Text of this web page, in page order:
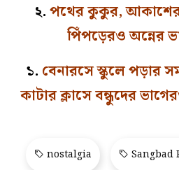
২.পথের কুকুর, আকাশের
পিঁপড়েরও অন্নের
১. বেনারসে স্কুলে পড়ার
কাটার ক্লাসে বন্ধুদের
nostalgia